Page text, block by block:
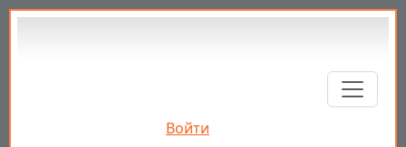
Перейти к основному содержанию
Войти